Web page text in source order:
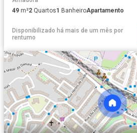
49 m²2 Quartos1 BanheiroApartamento
Disponibilizado há mais de um mês por
rentumo